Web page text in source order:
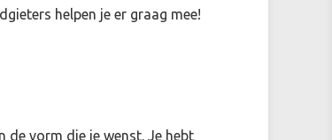
helpen je er graag mee!
de vorm die je wenst. Je hebt